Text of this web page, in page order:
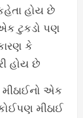
હોય છે
ટુકડો પણ
કે
હોય છે
એક
મીઠાઈ